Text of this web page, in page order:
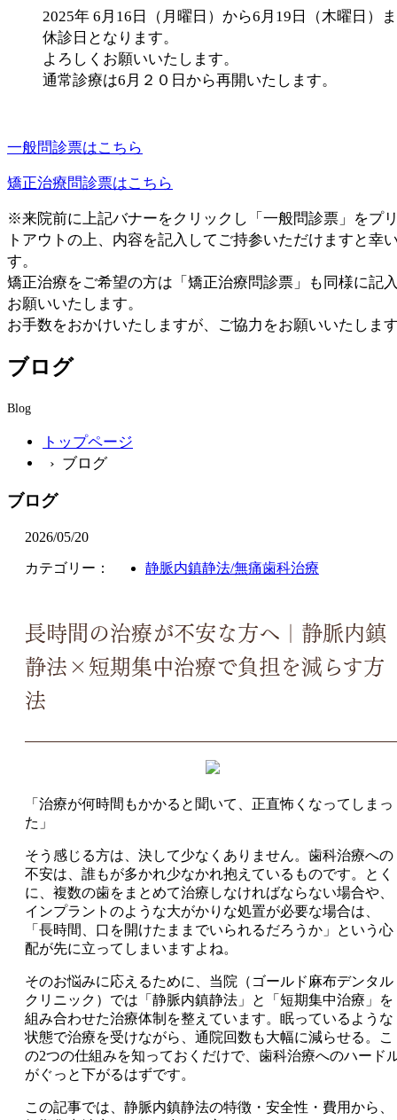
2025年 6月16日（月曜日）から6月19日（木曜日）
休診日となります。
よろしくお願いいたします。
通常診療は6月２０日から再開いたします。
一般問診票はこちら
矯正治療問診票はこちら
※来院前に上記バナーをクリックし「一般問診票」をプ
トアウトの上、内容を記入してご持参いただけますと幸
す。
矯正治療をご希望の方は「矯正治療問診票」も同様に記
お願いいたします。
お手数をおかけいたしますが、ご協力をお願いいたしま
ブログ
Blog
トップページ
› ブログ
ブログ
2026/05/20
カテゴリー： 静脈内鎮静法/無痛歯科治療
長時間の治療が不安な方へ｜静脈内鎮
静法×短期集中治療で負担を減らす方
法
「治療が何時間もかかると聞いて、正直怖くなってしまっ
た」
そう感じる方は、決して少なくありません。歯科治療への
不安は、誰もが多かれ少なかれ抱えているものです。とく
に、複数の歯をまとめて治療しなければならない場合や、
インプラントのような大がかりな処置が必要な場合は、
「長時間、口を開けたままでいられるだろうか」という心
配が先に立ってしまいますよね。
そのお悩みに応えるために、当院（ゴールド麻布デンタル
クリニック）では「静脈内鎮静法」と「短期集中治療」を
組み合わせた治療体制を整えています。眠っているような
状態で治療を受けながら、通院回数も大幅に減らせる。こ
の2つの仕組みを知っておくだけで、歯科治療へのハード
がぐっと下がるはずです。
この記事では、静脈内鎮静法の特徴・安全性・費用から、